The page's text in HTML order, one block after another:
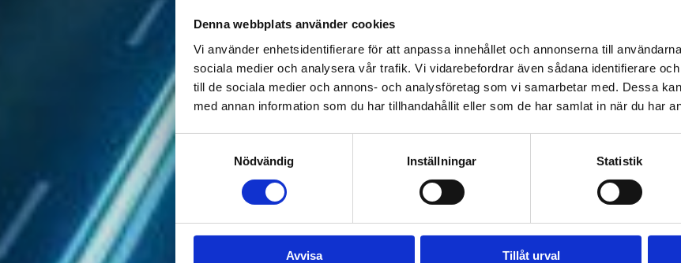
Denna webbplats använder cookies
Vi använder enhetsidentifierare för att anpassa innehållet och annonserna till
sociala medier och analysera vår trafik. Vi vidarebefordrar även sådana identifierare
till de sociala medier och annons- och analysföretag som vi samarbetar med. Dessa
med annan information som du har tillhandahållit eller som de har samlat in när du har
Samtyckesval
Nödvändig
Inställningar Statistik
Avvisa Tillåt urval